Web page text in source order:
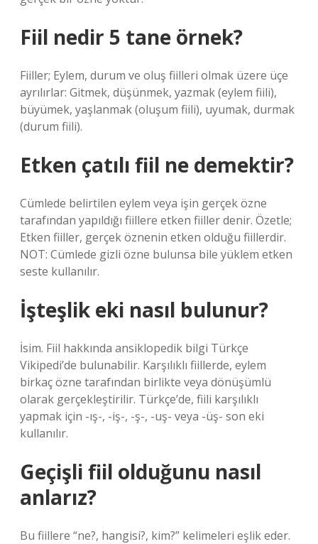
Fiil nedir 5 tane örnek?
Fiiller; Eylem, durum ve oluş fiilleri olmak üzere üçe
ayrılırlar: Gitmek, düşünmek, yazmak (eylem fiili),
büyümek, yaşlanmak (oluşum fiili), uyumak, durmak
(durum fiili).
Etken çatılı fiil ne demektir?
Cümlede belirtilen eylem veya işin gerçek özne
tarafından yapıldığı fiillere etken fiiller denir. Özetle;
Etken fiiller, gerçek öznenin etken olduğu fiillerdir.
NOT: Cümlede gizli özne bulunsa bile yüklem etken
seste kullanılır.
İşteşlik eki nasıl bulunur?
İsim. Fiil hakkında ansiklopedik bilgi Türkçe
Vikipedi’de bulunabilir. Karşılıklı fiillerde, eylem
birkaç özne tarafından birlikte veya dönüşümlü
olarak gerçekleştirilir. Türkçe’de, fiili karşılıklı
yapmak için -ış-, -iş-, -ş-, -uş- veya -üş- son eki
kullanılır.
Geçişli fiil olduğunu nasıl
anlarız?
Bu fiillere “ne?, hangisi?, kim?” kelimeleri eşlik eder.